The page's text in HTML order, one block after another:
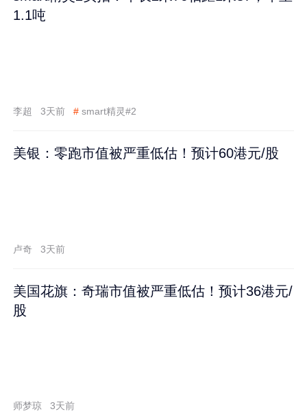
1.1吨
李超 3天前 # smart精灵#2
美银：零跑市值被严重低估！预计60港元/股
卢奇 3天前
美国花旗：奇瑞市值被严重低估！预计36港元/
股
师梦琼 3天前